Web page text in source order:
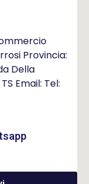
Provincia:
Della
Email: Tel: